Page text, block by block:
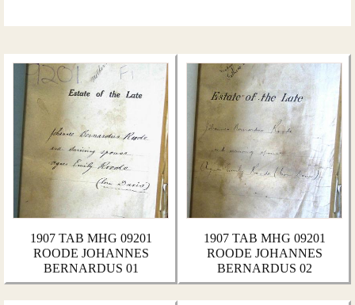
1907 TAB MHG 09201
ROODE JOHANNES
BERNARDUS 01
1907 TAB MHG 09201
ROODE JOHANNES
BERNARDUS 02